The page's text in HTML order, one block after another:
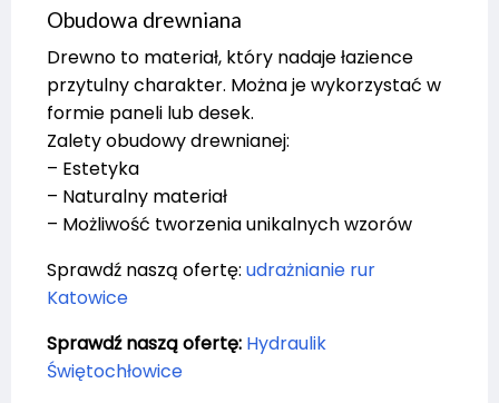
Obudowa drewniana
Drewno to materiał, który nadaje łazience
przytulny charakter. Można je wykorzystać w
formie paneli lub desek.
Zalety obudowy drewnianej:
– Estetyka
– Naturalny materiał
– Możliwość tworzenia unikalnych wzorów
Sprawdź naszą ofertę: udrażnianie rur
Katowice
Sprawdź naszą ofertę: Hydraulik
Świętochłowice